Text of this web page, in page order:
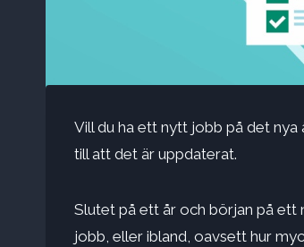
Vill du ha ett nytt jobb på det
till att det är uppdaterat.
Slutet på ett år och början på
jobb, eller ibland, oavsett hur